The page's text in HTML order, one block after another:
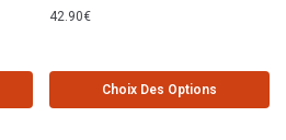
42.90€
Choix Des Options